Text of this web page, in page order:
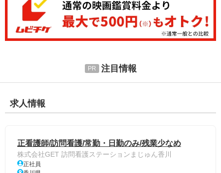
注目情報
求人情報
正看護師/訪問看護/常勤・日勤のみ/残業少なめ
株式会社GET 訪問看護ステーションまじゅん香川
正社員